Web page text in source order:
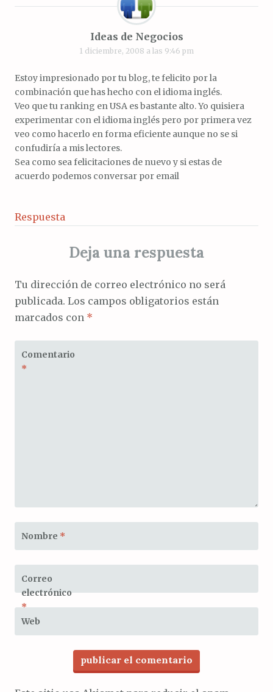
Ideas de Negocios
1 diciembre, 2008 a las 9:46 pm
Estoy impresionado por tu blog, te felicito por la
combinación que has hecho con el idioma inglés.
Veo que tu ranking en USA es bastante alto. Yo quisiera
experimentar con el idioma inglés pero por primera vez
veo como hacerlo en forma eficiente aunque no se si
confudiría a mis lectores.
Sea como sea felicitaciones de nuevo y si estas de
acuerdo podemos conversar por email
Respuesta
Deja una respuesta
Tu dirección de correo electrónico no será
publicada. Los campos obligatorios están
marcados con *
Comentario
*
Nombre *
Correo
electrónico
*
Web